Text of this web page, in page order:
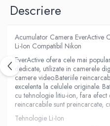
Descriere
Acumulator Camera EverActive
Li-Ion Compatibil Nikon
EverActive ofera cele mai
dedicate, utilizate in camerele
camere video.Bateriile
excelenta la celulele originale.
cu tehnologie litiu-ion, fara efect
reincarcabile sunt preincarcate,
Tehnologie Li-Ion